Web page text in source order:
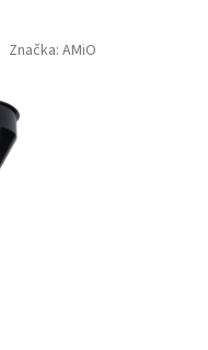
Značka: AMiO